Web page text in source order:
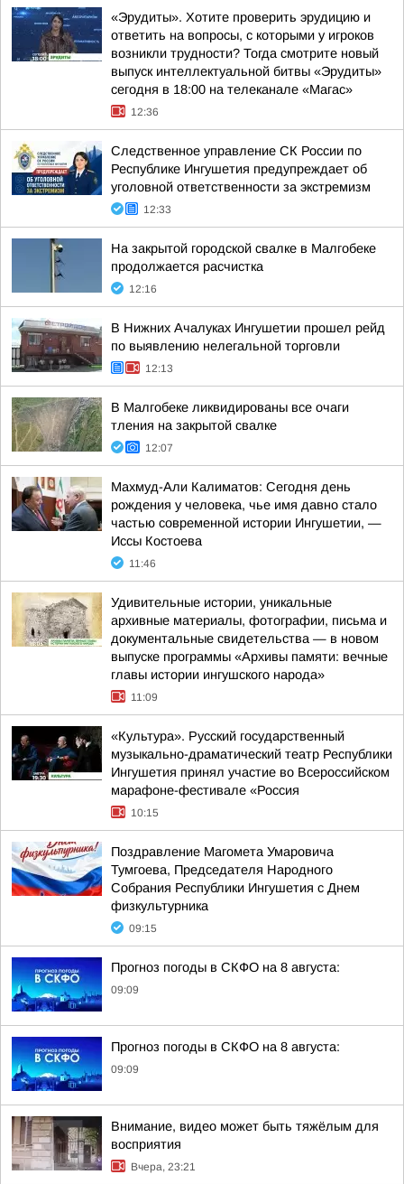
«Эрудиты». Хотите проверить эрудицию и
ответить на вопросы, с которыми у игроков
возникли трудности? Тогда смотрите новый
выпуск интеллектуальной битвы «Эрудиты»
сегодня в 18:00 на телеканале «Магас»
12:36
Следственное управление СК России по
Республике Ингушетия предупреждает об
уголовной ответственности за экстремизм
12:33
На закрытой городской свалке в Малгобеке
продолжается расчистка
12:16
В Нижних Ачалуках Ингушетии прошел рейд
по выявлению нелегальной торговли
12:13
В Малгобеке ликвидированы все очаги
тления на закрытой свалке
12:07
Махмуд-Али Калиматов: Сегодня день
рождения у человека, чье имя давно стало
частью современной истории Ингушетии, —
Иссы Костоева
11:46
Удивительные истории, уникальные
архивные материалы, фотографии, письма и
документальные свидетельства — в новом
выпуске программы «Архивы памяти: вечные
главы истории ингушского народа»
11:09
«Культура». Русский государственный
музыкально-драматический театр Республики
Ингушетия принял участие во Всероссийском
марафоне-фестивале «Россия
10:15
Поздравление Магомета Умаровича
Тумгоева, Председателя Народного
Собрания Республики Ингушетия с Днем
физкультурника
09:15
Прогноз погоды в СКФО на 8 августа:
09:09
Прогноз погоды в СКФО на 8 августа:
09:09
Внимание, видео может быть тяжёлым для
восприятия
Вчера, 23:21